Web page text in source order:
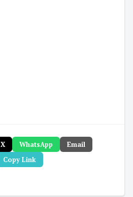
X WhatsApp
Email
Copy Link